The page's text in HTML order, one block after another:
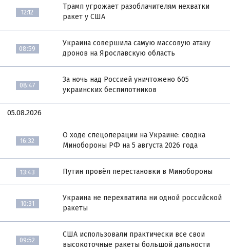
12:12
Трамп угрожает разоблачителям нехватки
ракет у США
08:59
Украина совершила самую массовую атаку
дронов на Ярославскую область
08:47
За ночь над Россией уничтожено 605
украинских беспилотников
05.08.2026
16:32
О ходе спецоперации на Украине: сводка
Минобороны РФ на 5 августа 2026 года
13:43 Путин провёл перестановки в Минобороны
10:31
Украина не перехватила ни одной российской
ракеты
09:52
США использовали практически все свои
высокоточные ракеты большой дальности